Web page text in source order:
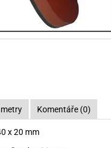
ZP
Pro lištu weaver a picatinny
Náboje na ZP
Komentáře (0)
x 20 mm